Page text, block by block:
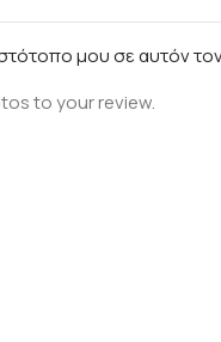
μου σε αυτόν
to your review.